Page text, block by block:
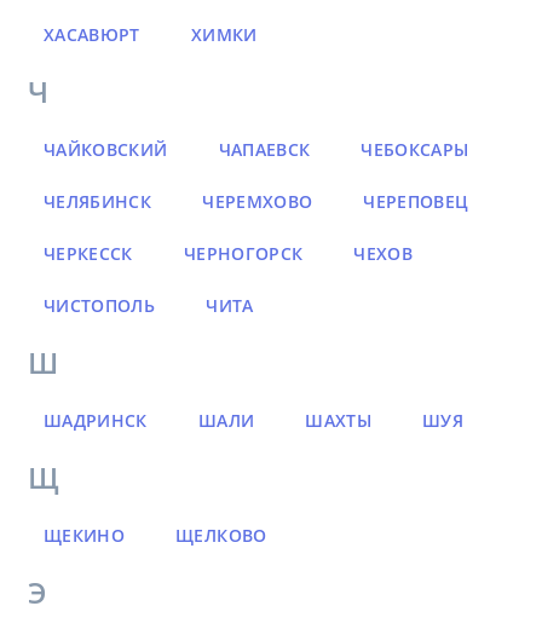
ХАСАВЮРТ ХИМКИ
Ч
ЧАЙКОВСКИЙ ЧАПАЕВСК ЧЕБОКСАРЫ
ЧЕЛЯБИНСК ЧЕРЕМХОВО ЧЕРЕПОВЕЦ
ЧЕРКЕССК ЧЕРНОГОРСК ЧЕХОВ
ЧИСТОПОЛЬ ЧИТА
Ш
ШАДРИНСК ШАЛИ ШАХТЫ ШУЯ
Щ
ЩЕКИНО ЩЕЛКОВО
Э